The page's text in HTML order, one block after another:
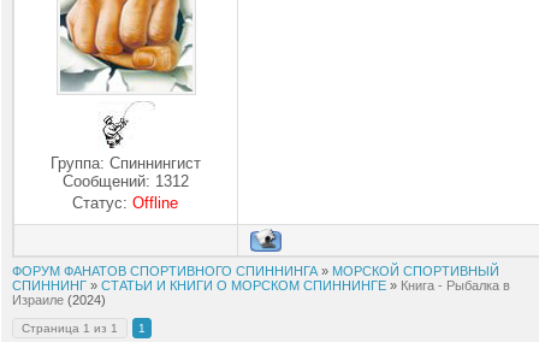
Группа: Спиннингист
Сообщений: 1312
Статус:Offline
ФОРУМ ФАНАТОВ СПОРТИВНОГО СПИННИНГА » МОРСКОЙ СПОРТИВНЫЙ
СПИННИНГ » СТАТЬИ И КНИГИ О МОРСКОМ СПИННИНГЕ » Книга - Рыбалка в
Израиле (2024)
Страница 1 из 1 1